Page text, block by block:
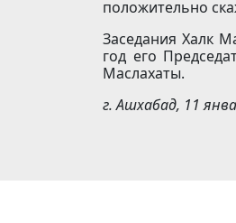
положительно
Заседания Халк
год его
Маслахаты.
г. Ашхабад, 11